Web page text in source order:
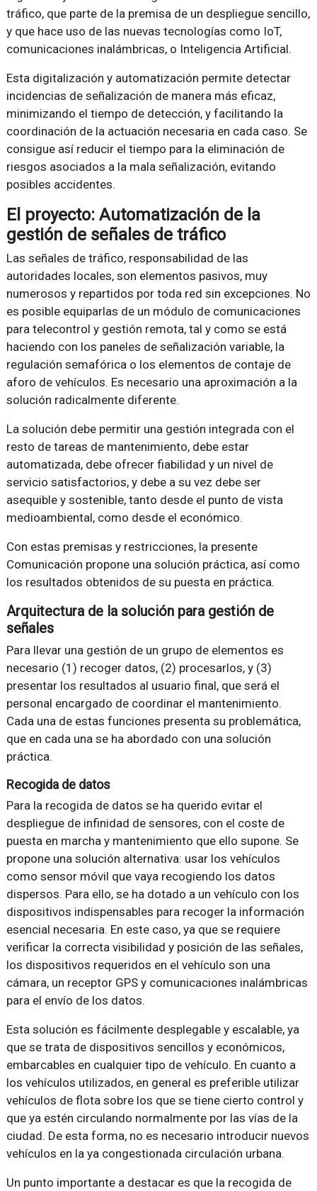
tráfico, que parte de la premisa de un despliegue sencillo,
y que hace uso de las nuevas tecnologías como IoT,
comunicaciones inalámbricas, o Inteligencia Artificial.
Esta digitalización y automatización permite detectar
incidencias de señalización de manera más eficaz,
minimizando el tiempo de detección, y facilitando la
coordinación de la actuación necesaria en cada caso. Se
consigue así reducir el tiempo para la eliminación de
riesgos asociados a la mala señalización, evitando
posibles accidentes.
El proyecto: Automatización de la
gestión de señales de tráfico
Las señales de tráfico, responsabilidad de las
autoridades locales, son elementos pasivos, muy
numerosos y repartidos por toda red sin excepciones. No
es posible equiparlas de un módulo de comunicaciones
para telecontrol y gestión remota, tal y como se está
haciendo con los paneles de señalización variable, la
regulación semafórica o los elementos de contaje de
aforo de vehículos. Es necesario una aproximación a la
solución radicalmente diferente.
La solución debe permitir una gestión integrada con el
resto de tareas de mantenimiento, debe estar
automatizada, debe ofrecer fiabilidad y un nivel de
servicio satisfactorios, y debe a su vez debe ser
asequible y sostenible, tanto desde el punto de vista
medioambiental, como desde el económico.
Con estas premisas y restricciones, la presente
Comunicación propone una solución práctica, así como
los resultados obtenidos de su puesta en práctica.
Arquitectura de la solución para gestión de
señales
Para llevar una gestión de un grupo de elementos es
necesario (1) recoger datos, (2) procesarlos, y (3)
presentar los resultados al usuario final, que será el
personal encargado de coordinar el mantenimiento.
Cada una de estas funciones presenta su problemática,
que en cada una se ha abordado con una solución
práctica.
Recogida de datos
Para la recogida de datos se ha querido evitar el
despliegue de infinidad de sensores, con el coste de
puesta en marcha y mantenimiento que ello supone. Se
propone una solución alternativa: usar los vehículos
como sensor móvil que vaya recogiendo los datos
dispersos. Para ello, se ha dotado a un vehículo con los
dispositivos indispensables para recoger la información
esencial necesaria. En este caso, ya que se requiere
verificar la correcta visibilidad y posición de las señales,
los dispositivos requeridos en el vehículo son una
cámara, un receptor GPS y comunicaciones inalámbricas
para el envío de los datos.
Esta solución es fácilmente desplegable y escalable, ya
que se trata de dispositivos sencillos y económicos,
embarcables en cualquier tipo de vehículo. En cuanto a
los vehículos utilizados, en general es preferible utilizar
vehículos de flota sobre los que se tiene cierto control y
que ya estén circulando normalmente por las vías de la
ciudad. De esta forma, no es necesario introducir nuevos
vehículos en la ya congestionada circulación urbana.
Un punto importante a destacar es que la recogida de